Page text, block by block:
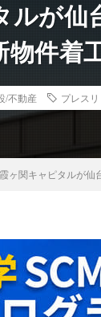
が仙
物件着
/不動産 プレス
霞ヶ関キャピタルが仙